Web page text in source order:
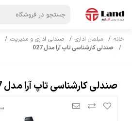
خانه مبلمان اداری صندلی اداری و مدیریت
صندلی کارشناسی تاپ آرا مدل 027
صندلی کارشناسی تاپ آرا مدل 027